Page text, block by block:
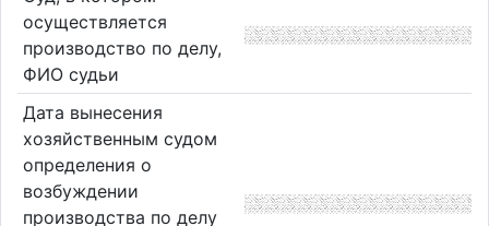
осуществляется
производство по делу,
ФИО судьи
Дата вынесения
хозяйственным судом
определения о
возбуждении
производства по делу